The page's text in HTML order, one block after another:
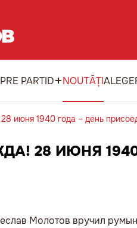
PARTID NOUTĂȚI
июня 1940 года – день
28 ИЮНЯ
Молотов вручил